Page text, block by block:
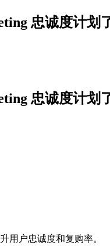
忠诚度计划
忠诚度计划
用户忠诚度和复购率。